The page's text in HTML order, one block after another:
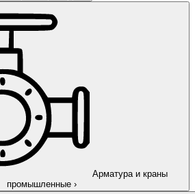
Арматура и краны
промышленные ›